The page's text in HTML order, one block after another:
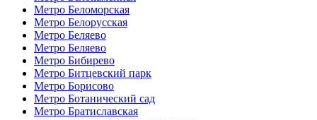
Метро Беломорская
Метро Белорусская
Метро Беляево
Метро Беляево
Метро Бибирево
Метро Битцевский парк
Метро Борисово
Метро Ботанический сад
Метро Братиславская